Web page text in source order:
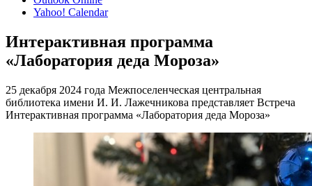
Yahoo! Calendar
Интерактивная программа
«Лаборатория деда Мороза»
25 декабря 2024 года Межпоселенческая центральная
библиотека имени И. И. Лажечникова представляет Встреча
Интерактивная программа «Лаборатория деда Мороза»